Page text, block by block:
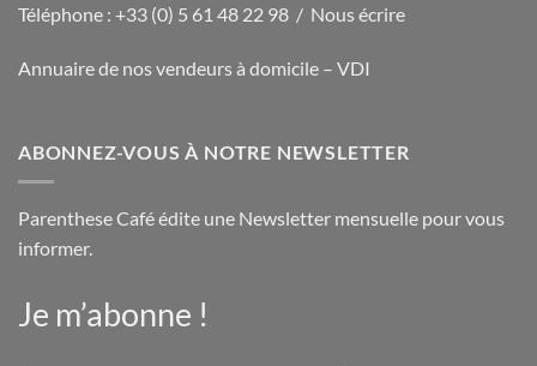
Téléphone : +33 (0) 5 61 48 22 98 / Nous écrire
Annuaire de nos vendeurs à domicile – VDI
ABONNEZ-VOUS À NOTRE NEWSLETTER
Parenthese Café édite une Newsletter mensuelle pour vous
informer.
Je m’abonne !